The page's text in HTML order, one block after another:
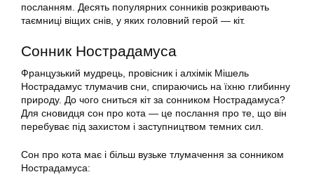
посланням. Десять популярних сонників розкривають
таємниці віщих снів, у яких головний герой — кіт.
Сонник Нострадамуса
Французький мудрець, провісник і алхімік Мішель
Нострадамус тлумачив сни, спираючись на їхню глибинну
природу. До чого сниться кіт за сонником Нострадамуса?
Для сновидця сон про кота — це послання про те, що він
перебуває під захистом і заступництвом темних сил.
Сон про кота має і більш вузьке тлумачення за сонником
Нострадамуса: